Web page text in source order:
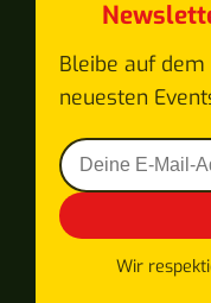
Bleibe auf
neuesten
Wir